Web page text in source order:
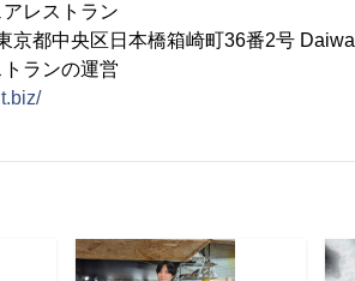
レストラン
京都中央区日本橋箱崎町36番2号
ランの運営